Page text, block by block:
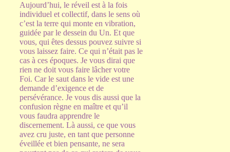
Aujourd’hui, le réveil est à la fois
individuel et collectif, dans le sens où
c’est la terre qui monte en vibration,
guidée par le dessein du Un. Et que
vous, qui êtes dessus pouvez suivre si
vous laissez faire. Ce qui n’était pas le
cas à ces époques. Je vous dirai que
rien ne doit vous faire lâcher votre
Foi. Car le saut dans le vide est une
demande d’exigence et de
persévérance. Je vous dis aussi que la
confusion règne en maître et qu’il
vous faudra apprendre le
discernement. Là aussi, ce que vous
avez cru juste, en tant que personne
éveillée et bien pensante, ne sera